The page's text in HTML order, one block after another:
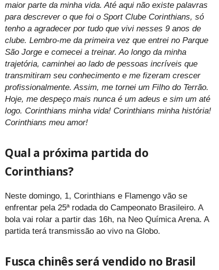
maior parte da minha vida. Até aqui não existe palavras
para descrever o que foi o Sport Clube Corinthians, só
tenho a agradecer por tudo que vivi nesses 9 anos de
clube. Lembro-me da primeira vez que entrei no Parque
São Jorge e comecei a treinar. Ao longo da minha
trajetória, caminhei ao lado de pessoas incríveis que
transmitiram seu conhecimento e me fizeram crescer
profissionalmente. Assim, me tornei um Filho do Terrão.
Hoje, me despeço mais nunca é um adeus e sim um até
logo. Corinthians minha vida! Corinthians minha história!
Corinthians meu amor!
Qual a próxima partida do
Corinthians?
Neste domingo, 1, Corinthians e Flamengo vão se
enfrentar pela 25ª rodada do Campeonato Brasileiro. A
bola vai rolar a partir das 16h, na Neo Química Arena. A
partida terá transmissão ao vivo na Globo.
Fusca chinês será vendido no Brasil